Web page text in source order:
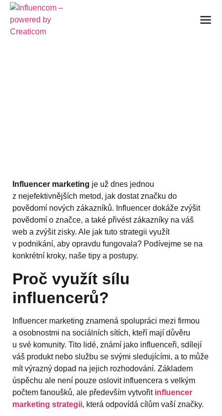
Influencer marketing je už dnes jednou
z nejefektivnějších metod, jak dostat značku do
povědomí nových zákazníků. Influencer dokáže zvýšit
povědomí o značce, a také přivést zákazníky na váš
web a zvýšit zisky. Ale jak tuto strategii využít
v podnikání, aby opravdu fungovala? Podívejme se na
konkrétní kroky, naše tipy a postupy.
Proč využít sílu
influencerů?
Influencer marketing znamená spolupráci mezi firmou
a osobnostmi na sociálních sítích, kteří mají důvěru
u své komunity. Tito lidé, známí jako influenceři, sdílejí
váš produkt nebo službu se svými sledujícími, a to může
mít výrazný dopad na jejich rozhodování. Základem
úspěchu ale není pouze oslovit influencera s velkým
počtem fanoušků, ale především vytvořit influencer
marketing strategii, která odpovídá cílům vaší značky.